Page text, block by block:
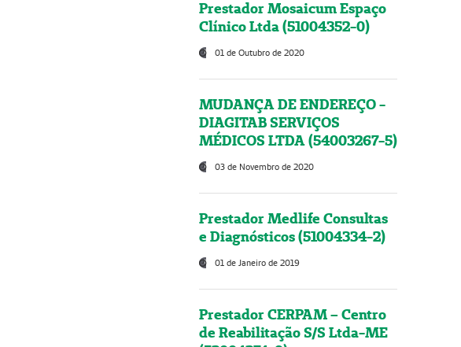
Prestador Mosaicum Espaço
Clínico Ltda (51004352-0)
01 de Outubro de 2020
MUDANÇA DE ENDEREÇO -
DIAGITAB SERVIÇOS
MÉDICOS LTDA (54003267-5)
03 de Novembro de 2020
Prestador Medlife Consultas
e Diagnósticos (51004334-2)
01 de Janeiro de 2019
Prestador CERPAM – Centro
de Reabilitação S/S Ltda-ME